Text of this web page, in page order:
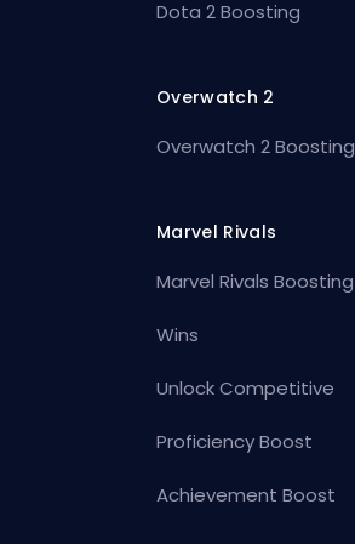
Dota 2 Boosting
Overwatch 2
Overwatch 2 Boosting
Marvel Rivals
Marvel Rivals Boosting
Wins
Unlock Competitive
Proficiency Boost
Achievement Boost